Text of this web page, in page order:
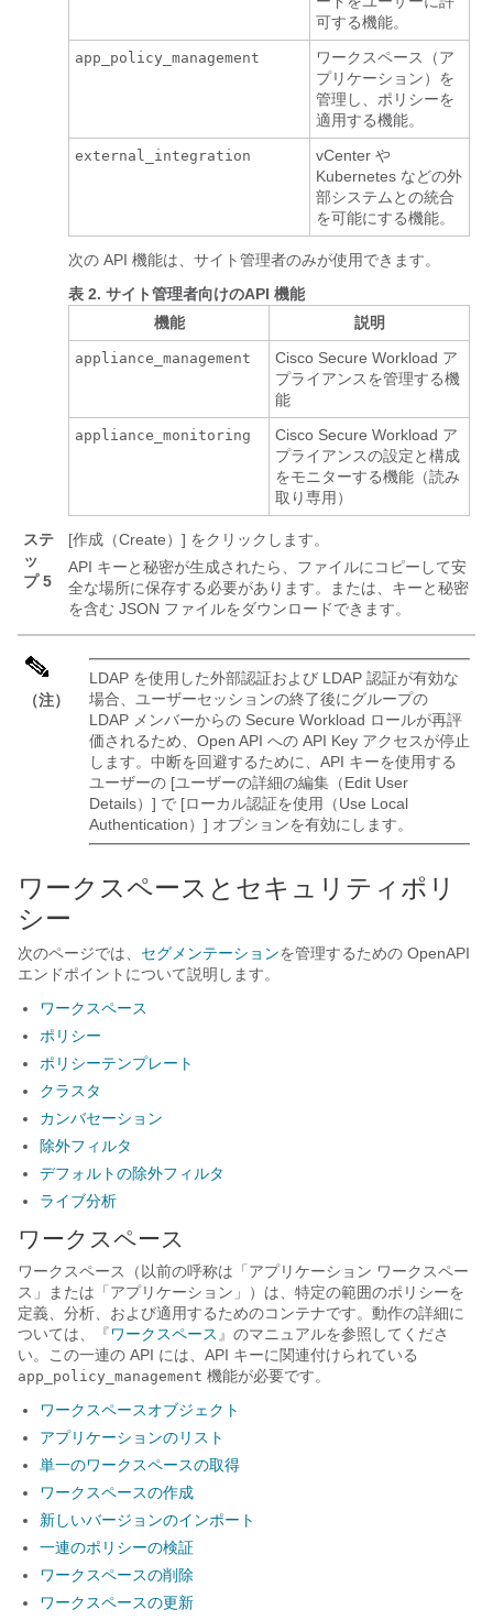
可する機能。
app_policy_management
ワークスペース（ア
プリケーション）を
管理し、ポリシーを
適用する機能。
external_integration
vCenter や
Kubernetes などの外
部システムとの統合
を可能にする機能。
次の API 機能は、サイト管理者のみが使用できます。
表 2. サイト管理者向けのAPI 機能
機能
説明
appliance_management
Cisco Secure Workload ア
プライアンスを管理する機
能
appliance_monitoring
Cisco Secure Workload ア
プライアンスの設定と構成
をモニターする機能（読み
取り専用）
ステ
ッ
プ 5
[作成（Create）] をクリックします。
API キーと秘密が生成されたら、ファイルにコピーして安
全な場所に保存する必要があります。または、キーと秘密
を含む JSON ファイルをダウンロードできます。
（注）
LDAP を使用した外部認証および LDAP 認証が有効な
場合、ユーザーセッションの終了後にグループの
LDAP メンバーからの Secure Workload ロールが再評
価されるため、Open API への API Key アクセスが停止
します。中断を回避するために、API キーを使用する
ユーザーの [ユーザーの詳細の編集（Edit User
Details）] で [ローカル認証を使用（Use Local
Authentication）] オプションを有効にします。
ワークスペースとセキュリティポリ
シー
次のページでは、 セグメンテーションを管理するための OpenAPI
エンドポイントについて説明します。
ワークスペース
ポリシー
ポリシーテンプレート
クラスタ
カンバセーション
除外フィルタ
デフォルトの除外フィルタ
ライブ分析
ワークスペース
ワークスペース（以前の呼称は「アプリケーション ワークスペー
ス」または「アプリケーション」）は、特定の範囲のポリシーを
定義、分析、および適用するためのコンテナです。動作の詳細に
ついては、『ワークスペース 』のマニュアルを参照してくださ
い。この一連の API には、API キーに関連付けられている
app_policy_management 機能が必要です。
ワークスペースオブジェクト
アプリケーションのリスト
単一のワークスペースの取得
ワークスペースの作成
新しいバージョンのインポート
一連のポリシーの検証
ワークスペースの削除
ワークスペースの更新